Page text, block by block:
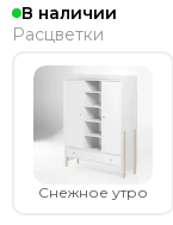
Heorshe
Hoppi
Incanto
Inglesina
Izzi
Jan&Sofie
В наличии
Расцветки
Снежное утро